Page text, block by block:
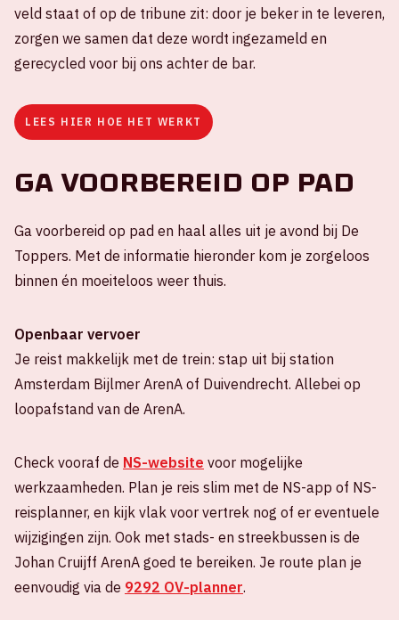
veld staat of op de tribune zit: door je beker in te leveren,
zorgen we samen dat deze wordt ingezameld en
gerecycled voor bij ons achter de bar.
LEES HIER HOE HET WERKT
Ga voorbereid op pad
Ga voorbereid op pad en haal alles uit je avond bij De
Toppers. Met de informatie hieronder kom je zorgeloos
binnen én moeiteloos weer thuis.
Openbaar vervoer
Je reist makkelijk met de trein: stap uit bij station
Amsterdam Bijlmer ArenA of Duivendrecht. Allebei op
loopafstand van de ArenA.
Check vooraf de NS-website voor mogelijke
werkzaamheden. Plan je reis slim met de NS-app of NS-
reisplanner, en kijk vlak voor vertrek nog of er eventuele
wijzigingen zijn. Ook met stads- en streekbussen is de
Johan Cruijff ArenA goed te bereiken. Je route plan je
eenvoudig via de 9292 OV-planner.